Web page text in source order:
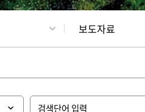
보도자료